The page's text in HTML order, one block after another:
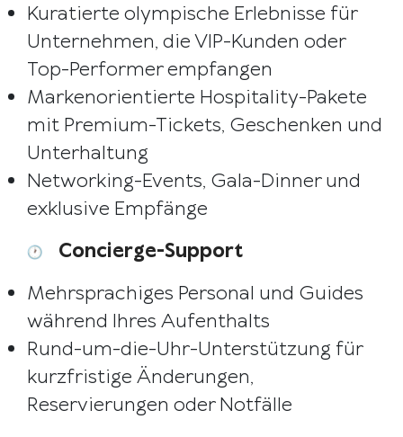
Kuratierte olympische Erlebnisse für
Unternehmen, die VIP-Kunden oder
Top-Performer empfangen
Markenorientierte Hospitality-Pakete
mit Premium-Tickets, Geschenken und
Unterhaltung
Networking-Events, Gala-Dinner und
exklusive Empfänge
Concierge-Support
Mehrsprachiges Personal und Guides
während Ihres Aufenthalts
Rund-um-die-Uhr-Unterstützung für
kurzfristige Änderungen,
Reservierungen oder Notfälle